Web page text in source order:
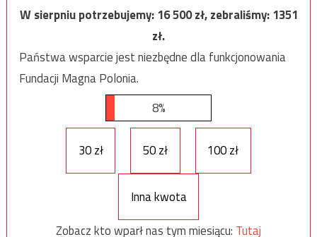
W sierpniu potrzebujemy:16 500zł, zebraliśmy:1351
zł.
Państwa wsparcie jest niezbędne dla funkcjonowania
Fundacji Magna Polonia.
8%
30 zł 50 zł 100 zł
Inna kwota
Zobacz kto wparł nas tym miesiącu: Tutaj